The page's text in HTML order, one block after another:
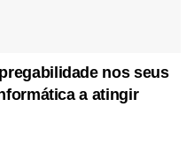
nos seus
a atingir